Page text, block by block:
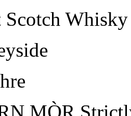
Whisky